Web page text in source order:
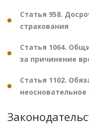
Статья 958.
страхования
Статья 1064.
за причинение
Статья 1102.